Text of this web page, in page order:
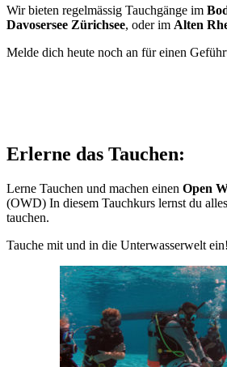
Wir bieten regelmässig Tauchgänge im
Davosersee Zürichsee, oder im Alten
Melde dich heute noch an für einen
Erlerne das Tauchen:
Lerne Tauchen und machen einen Open
(OWD) In diesem Tauchkurs lernst du
tauchen.
Tauche mit und in die Unterwasserwelt ein!